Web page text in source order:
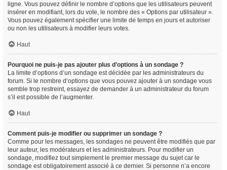
ligne. Vous pouvez définir le nombre d’options que les utilisateurs peuvent
insérer en modifiant, lors du vote, le nombre des « Options par utilisateur ».
Vous pouvez également spécifier une limite de temps en jours et autoriser
ou non les utilisateurs à modifier leurs votes.
Haut
Pourquoi ne puis-je pas ajouter plus d’options à un sondage ?
La limite d’options d’un sondage est décidée par les administrateurs du
forum. Si le nombre d’options que vous pouvez ajouter à un sondage vous
semble trop restreint, essayez de demander à un administrateur du forum
s’il est possible de l’augmenter.
Haut
Comment puis-je modifier ou supprimer un sondage ?
Comme pour les messages, les sondages ne peuvent être modifiés que par
leur auteur, les modérateurs et les administrateurs. Pour modifier un
sondage, modifiez tout simplement le premier message du sujet car le
sondage est obligatoirement associé à ce dernier. Si personne n’a encore